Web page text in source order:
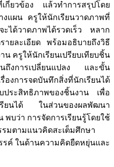
กี่ยวข้อง แล้วทำการสรุปโดย
งแผน ครูให้นักเรียนวาดภาพที่
ะได้วาดภาพได้รวดเร็ว หลาก
ยละเอียด พร้อมอธิบายถึงวิธี
น ครูให้นักเรียนเปรียบเทียบชิ้น
นถึงการเปลี่ยนแปลง และขั้น
องการจดบันทึกสิ่งที่นักเรียนได้
ประสิทธิภาพของชิ้นงาน เพื่อ
รียนได้ ในส่วนของผลพัฒนา
พบว่า การจัดการเรียนรู้โดยใช้
รมตามแนวคิดสะเต็มศึกษา
ค์ ในด้านความคิดยืดหยุ่นและ